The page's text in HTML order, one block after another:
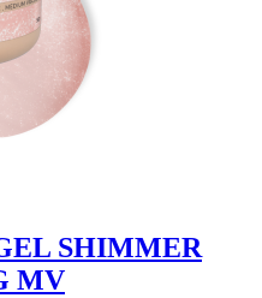
SHIMMER
MV